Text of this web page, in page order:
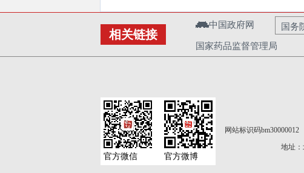
相关链接
中国政府网 国务
国家药品监督管理局
网站标识码bm30000012
地址
官方微信 官方微博